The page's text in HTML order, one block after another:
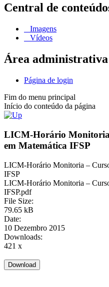
Central de
Imagens
Vídeos
Área administrativa
Página de login
Fim do menu principal
Início do conteúdo da página
LICM-Horário
em Matemática IFSP
LICM-Horário Monitoria –
IFSP
LICM-Horário Monitoria –
IFSP.pdf
File Size:
79.65 kB
Date:
10 Dezembro 2015
Downloads:
421 x